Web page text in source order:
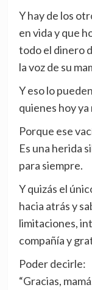
Y hay de los
en vida y que
todo el dinero
la voz de su
Y eso lo
quienes hoy ya
Porque ese
Es una herida
para siempre.
Y quizás el
hacia atrás y
limitaciones,
compañía y
Poder decirle:
“Gracias,